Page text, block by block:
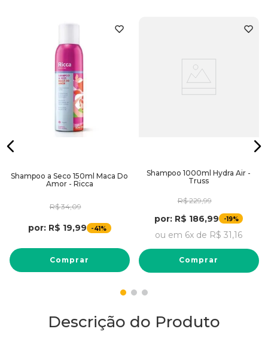
Shampoo a Seco 150ml Maca Do
Amor - Ricca
R$ 34,09
por: R$ 19,99 -41%
Comprar
Shampoo 1000ml Hydra Air -
Truss
R$ 229,99
por: R$ 186,99 -19%
ou em 6x de R$ 31,16
Comprar
Descrição do Produto